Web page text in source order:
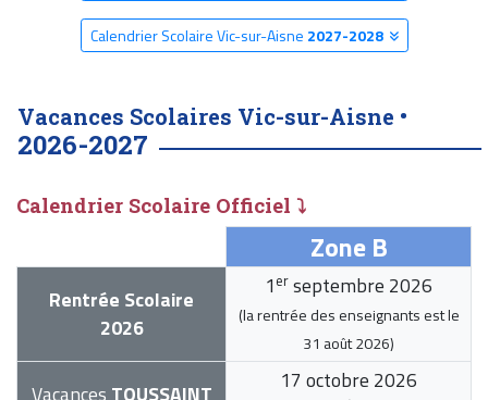
Calendrier Scolaire Vic-sur-Aisne 2027-2028
Vacances Scolaires Vic-sur-Aisne •
2026-2027
Calendrier Scolaire Officiel ⤵
Zone B
Rentrée Scolaire
2026
1 er septembre 2026
(la rentrée des enseignants est le
31 août 2026)
17 octobre 2026